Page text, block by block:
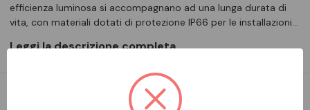
efficienza luminosa si accompagnano ad una lunga durata di
vita, con materiali dotati di protezione IP66 per le installazioni…
Leggi la descrizione completa